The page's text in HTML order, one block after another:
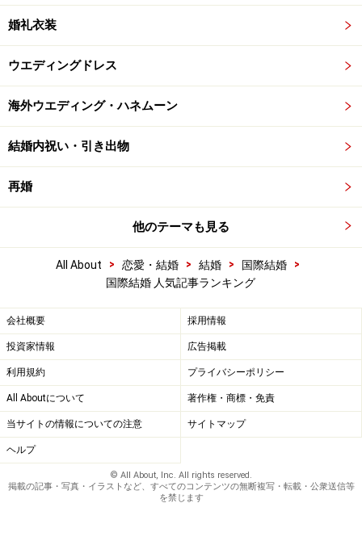
婚礼衣装
ウエディングドレス
海外ウエディング・ハネムーン
結婚内祝い・引き出物
再婚
他のテーマも見る
All About > 恋愛・結婚 > 結婚 > 国際結婚
>
国際結婚 人気記事ランキング
会社概要 採用情報
投資家情報 広告掲載
利用規約 プライバシーポリシー
All Aboutについて 著作権・商標・免責
当サイトの情報についての注意 サイトマップ
ヘルプ
© All About, Inc. All rights reserved.
掲載の記事・写真・イラストなど、すべてのコンテンツの無断複写・転載・公衆送信等
を禁じます